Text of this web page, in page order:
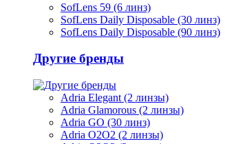
SofLens 59 (6 линз)
SofLens Daily Disposable (30 линз)
SofLens Daily Disposable (90 линз)
Другие бренды
Adria Elegant (2 линзы)
Adria Glamorous (2 линзы)
Adria GO (30 линз)
Adria O2O2 (2 линзы)